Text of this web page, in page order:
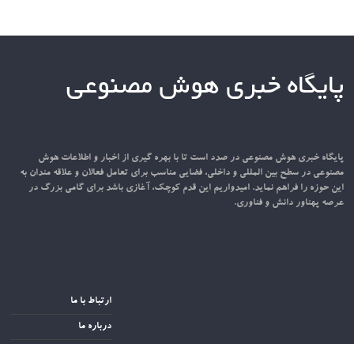
پایگاه خبری هوش مصنوعی
پایگاه خبری هوش مصنوعی در صدد است تا با بهره گیری از اخبار و اطلاعات هوش
مصنوعی در سطح بین المللی و داخلی، فضایی مناسب برای تعامل فعالان و علاقه مندان به
این حوزه را فراهم نماید. امیدواریم این قدم کوچک، آغازی باشد برای گامی بزرگ در
عرصه پهناور دانش و فناوری.
ارتباط با ما
درباره ما